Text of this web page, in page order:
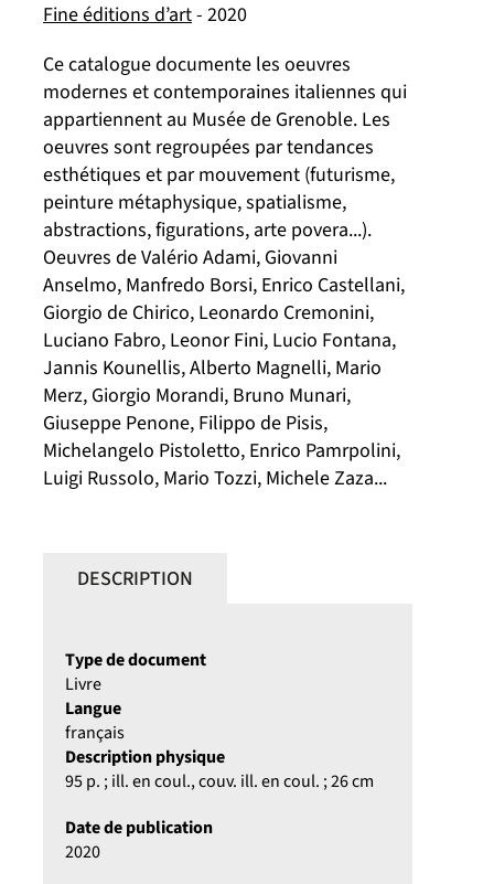
Fine éditions d’art- 2020
Ce catalogue documente les oeuvres
modernes et contemporaines italiennes qui
appartiennent au Musée de Grenoble. Les
oeuvres sont regroupées par tendances
esthétiques et par mouvement (futurisme,
peinture métaphysique, spatialisme,
abstractions, figurations, arte povera...).
Oeuvres de Valério Adami, Giovanni
Anselmo, Manfredo Borsi, Enrico Castellani,
Giorgio de Chirico, Leonardo Cremonini,
Luciano Fabro, Leonor Fini, Lucio Fontana,
Jannis Kounellis, Alberto Magnelli, Mario
Merz, Giorgio Morandi, Bruno Munari,
Giuseppe Penone, Filippo de Pisis,
Michelangelo Pistoletto, Enrico Pamrpolini,
Luigi Russolo, Mario Tozzi, Michele Zaza...
DESCRIPTION
Type de document
Livre
Langue
français
Description physique
95 p. ; ill. en coul., couv. ill. en coul. ; 26 cm
Date de publication
2020